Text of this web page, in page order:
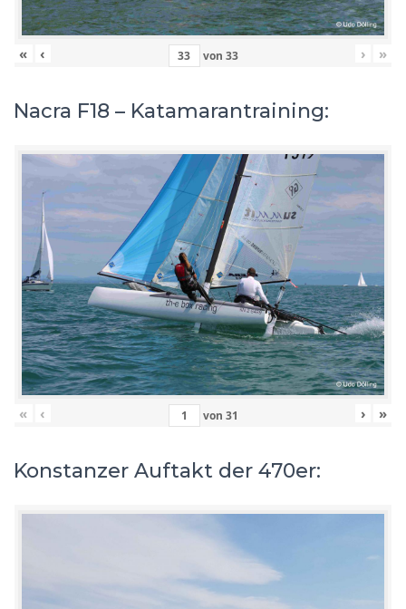
« ‹ von 33 › »
Nacra F18 – Katamarantraining:
« ‹ von 31 › »
Konstanzer Auftakt der 470er: